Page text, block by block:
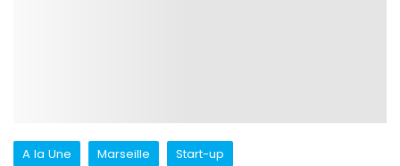
A la Une Marseille Start-up